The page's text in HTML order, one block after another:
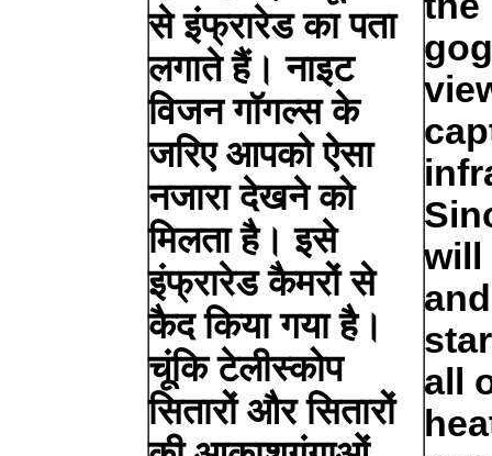
से इंफ्रारेड का पता
लगाते हैं। नाइट
विजन गॉगल्स के
जरिए आपको ऐसा
नजारा देखने को
मिलता है। इसे
इंफ्रारेड कैमरों से
कैद किया गया है।
चूंकि टेलीस्कोप
सितारों और सितारों
will
all